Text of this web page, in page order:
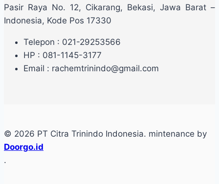
Pasir Raya No. 12, Cikarang, Bekasi, Jawa Barat –
Indonesia, Kode Pos 17330
Telepon : 021-29253566
HP : 081-1145-3177
Email : rachemtrinindo@gmail.com
© 2026 PT Citra Trinindo Indonesia. mintenance by
Doorgo.id
.